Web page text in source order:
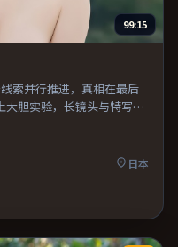
99:15
索并行推进，真相在最后
大胆实验，长镜头与特写交
日本